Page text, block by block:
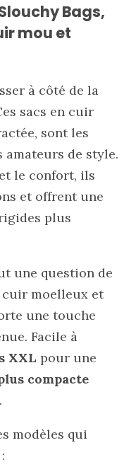
Bags,
mou et
à côté de la
sacs en cuir
sont les
de style.
et le confort, ils
et offrent une
plus
une question de
cuir moelleux et
une touche
Facile à
XXL pour une
compacte
modèles qui